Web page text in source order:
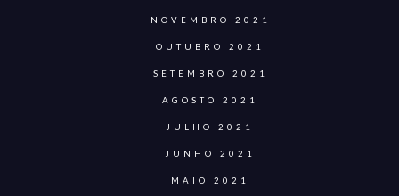
NOVEMBRO 2021
OUTUBRO 2021
SETEMBRO 2021
AGOSTO 2021
JULHO 2021
JUNHO 2021
MAIO 2021